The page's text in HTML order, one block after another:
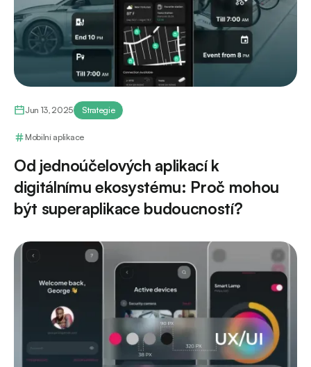
Jun 13, 2025 Strategie
Mobilní aplikace
Od jednoúčelových aplikací k
digitálnímu ekosystému: Proč mohou
být superaplikace budoucností?